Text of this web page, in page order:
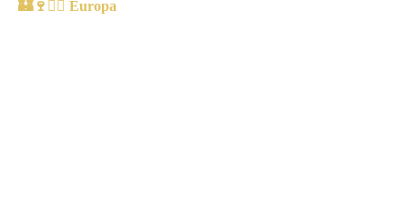
🏰🍷🚴‍♀️ Europa